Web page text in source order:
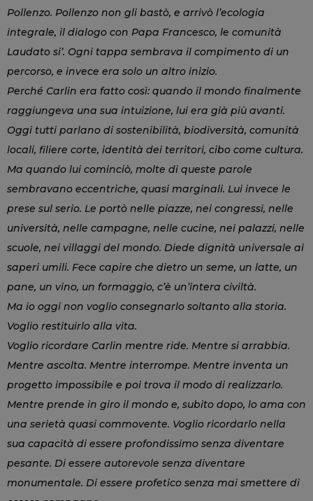
Pollenzo. Pollenzo non gli bastò, e arrivò l’ecologia
integrale, il dialogo con Papa Francesco, le comunità
Laudato si’. Ogni tappa sembrava il compimento di un
percorso, e invece era solo un altro inizio.
Perché Carlin era fatto così: quando il mondo finalmente
raggiungeva una sua intuizione, lui era già più avanti.
Oggi tutti parlano di sostenibilità, biodiversità, comunità
locali, filiere corte, identità dei territori, cibo come cultura.
Ma quando lui cominciò, molte di queste parole
sembravano eccentriche, quasi marginali. Lui invece le
prese sul serio. Le portò nelle piazze, nei congressi, nelle
università, nelle campagne, nelle cucine, nei palazzi, nelle
scuole, nei villaggi del mondo. Diede dignità universale ai
saperi umili. Fece capire che dietro un seme, un latte, un
pane, un vino, un formaggio, c’è un’intera civiltà.
Ma io oggi non voglio consegnarlo soltanto alla storia.
Voglio restituirlo alla vita.
Voglio ricordare Carlin mentre ride. Mentre si arrabbia.
Mentre ascolta. Mentre interrompe. Mentre inventa un
progetto impossibile e poi trova il modo di realizzarlo.
Mentre prende in giro il mondo e, subito dopo, lo ama con
una serietà quasi commovente. Voglio ricordarlo nella
sua capacità di essere profondissimo senza diventare
pesante. Di essere autorevole senza diventare
monumentale. Di essere profetico senza mai smettere di